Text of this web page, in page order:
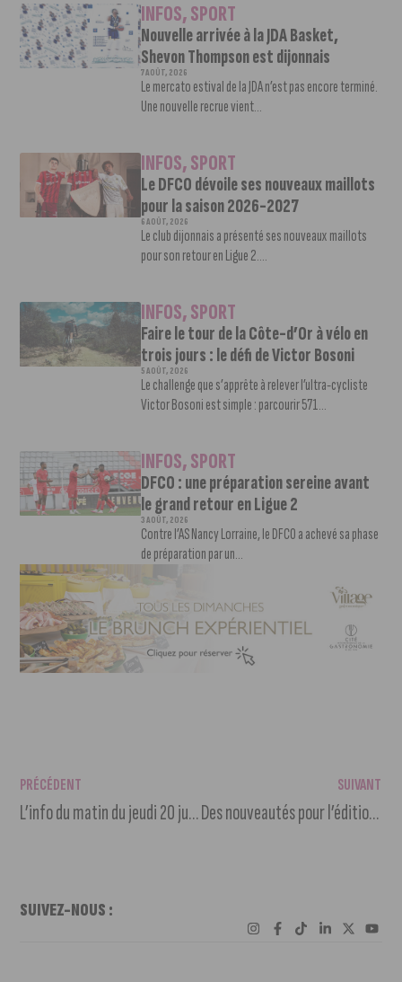
INFOS,SPORT
Nouvelle arrivée à la JDA Basket,
Shevon Thompson est dijonnais
7 AOÛT, 2026
Le mercato estival de la JDA n’est pas encore terminé.
Une nouvelle recrue vient...
INFOS,SPORT
Le DFCO dévoile ses nouveaux maillots
pour la saison 2026-2027
6 AOÛT, 2026
Le club dijonnais a présenté ses nouveaux maillots
pour son retour en Ligue 2....
INFOS,SPORT
Faire le tour de la Côte-d’Or à vélo en
trois jours : le défi de Victor Bosoni
5 AOÛT, 2026
Le challenge que s’apprête à relever l’ultra-cycliste
Victor Bosoni est simple : parcourir 571...
INFOS,SPORT
DFCO : une préparation sereine avant
le grand retour en Ligue 2
3 AOÛT, 2026
Contre l’AS Nancy Lorraine, le DFCO a achevé sa phase
de préparation par un...
PRÉCÉDENT
L’info du matin du jeudi 20 juin 2024
SUIVANT
Des nouveautés pour l’édition 2024 de la Foire de Dijon
SUIVEZ-NOUS :